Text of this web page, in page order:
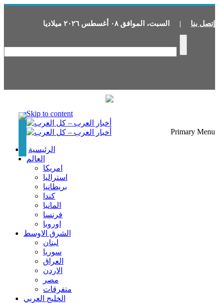
إتصل بنا | السبت، الموافق ٠٨ أغسطس ٢٠٢٦ ميلاديا
Skip to content
Primary Menu
الرئيسية
العالم
امريكا
استراليا
بريطانيا
كندا
المانيا
فرنسا
اوروبا
الشرق الاوسط
لبنان
سوريا
العراق
الاردن
مصر
متفرقات
الخليج العربي